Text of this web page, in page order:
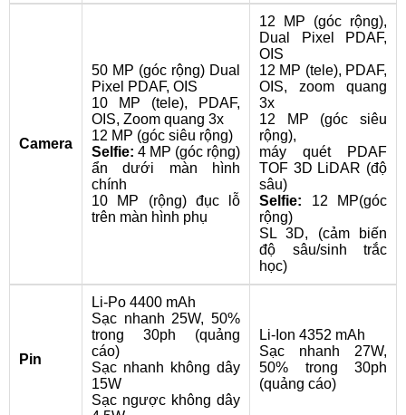
Camera
50 MP (góc rộng) Dual
Pixel PDAF, OIS
10 MP (tele), PDAF,
OIS, Zoom quang 3x
12 MP (góc siêu rộng)
Selfie: 4 MP (góc rộng)
ẩn dưới màn hình
chính
10 MP (rộng) đục lỗ
trên màn hình phụ
12 MP (góc rộng),
Dual Pixel PDAF,
OIS
12 MP (tele), PDAF,
OIS, zoom quang
3x
12 MP (góc siêu
rộng),
máy quét PDAF
TOF 3D LiDAR (độ
sâu)
Selfie: 12 MP(góc
rộng)
SL 3D, (cảm biến
độ sâu/sinh trắc
học)
Pin
Li-Po 4400 mAh
Sạc nhanh 25W, 50%
trong 30ph (quảng
cáo)
Sạc nhanh không dây
15W
Sạc ngược không dây
Li-Ion 4352 mAh
Sạc nhanh 27W,
50% trong 30ph
(quảng cáo)